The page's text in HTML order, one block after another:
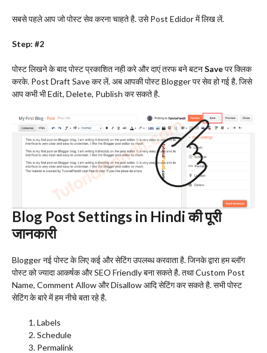
सबसे पहले आप जो पोस्ट सेव करना चाहते है. उसे Post Edidor में लिख लें.
Step: #2
पोस्ट लिखने के बाद पोस्ट प्रकाशित नही करे और दाएं तरफ बने बटनSaveपर क्लिक
करके. Post Draft Save कर लें. अब आपकी पोस्ट Blogger पर सेव हो गई है. जिसे
आप कभी भी Edit, Delete, Publish कर सकते है.
Blog Post Settings in Hindi की पूरी
जानकारी
Blogger नई पोस्ट के लिए कई और सेटिंग उपलब्ध करवाता है. जिनके द्वारा हम ब्लॉग
पोस्ट को ज्यादा आकर्षक और SEO Friendly बना सकते है. तथा Custom Post
Name, Comment Allow और Disallow आदि सेटिंग कर सकते है. सभी पोस्ट
सेटिंग के बारे में हम नीचे बता रहे है.
Labels
Schedule
Permalink